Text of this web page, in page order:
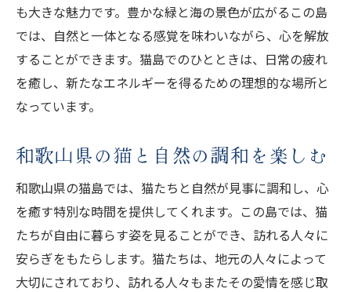
猫たちとの出会いが待つ和歌山県
和歌山県猫島で猫たちと触れ合う
和歌山県の猫島で出会う猫たち
猫と出会う和歌山県の猫島体験
和歌山県猫島で猫たちとの交流
和歌山県、猫島で猫との新たな出会い
和歌山県猫島で心温まる猫との出会い
和歌山県の猫島で過ごす癒しの時間
和歌山県猫島で心癒すひととき
和歌山県猫島の癒しの魅力
和歌山県猫島で心穏やかな時間
も大きな魅力です。豊かな緑と海の景色が広がるこの島
では、自然と一体となる感覚を味わいながら、心を解放
することができます。猫島でのひとときは、日常の疲れ
を癒し、新たなエネルギーを得るための理想的な場所と
なっています。
和歌山県の猫と自然の調和を楽しむ
和歌山県の猫島では、猫たちと自然が見事に調和し、心
を癒す特別な時間を提供してくれます。この島では、猫
たちが自由に暮らす姿を見ることができ、訪れる人々に
安らぎをもたらします。猫たちは、地元の人々によって
大切にされており、訪れる人々もまたその愛情を感じ取